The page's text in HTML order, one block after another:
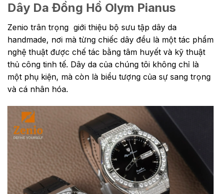
Dây Da Đồng Hồ Olym Pianus
Zenio trân trọng giới thiệu bộ sưu tập dây da
handmade, nơi mà từng chiếc dây đều là một tác phẩm
nghệ thuật được chế tác bằng tâm huyết và kỹ thuật
thủ công tinh tế. Dây da của chúng tôi không chỉ là
một phụ kiện, mà còn là biểu tượng của sự sang trọng
và cá nhân hóa.